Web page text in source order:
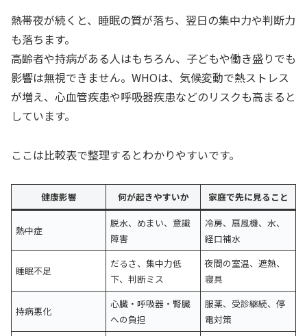
熱帯夜が続くと、睡眠の質が落ち、翌日の集中力や判断力
も落ちます。
高齢者や持病がある人はもちろん、子どもや働き盛りでも
影響は無視できません。WHOは、気候変動で熱ストレス
が増え、心血管疾患や呼吸器疾患などのリスクも高まると
しています。
ここは比較表で整理するとわかりやすいです。
健康影響 何が起きやすいか 家庭で先に見ること
熱中症
脱水、めまい、意識
障害
冷房、扇風機、水、
経口補水
睡眠不足
だるさ、集中力低
下、判断ミス
夜間の室温、遮熱、
寝具
持病悪化
心臓・呼吸器・腎臓
への負担
服薬、受診継続、停
電対策